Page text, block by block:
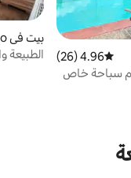
متوسط التقييم 4.96 من 5، 26 مراجعات
4.96 (26)
سباحة خاص
بيت في Ampognano
الطبيعة